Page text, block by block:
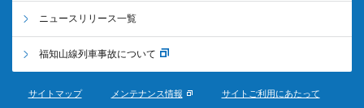
ニュースリリース一覧
福知山線列車事故について
サイトマップ メンテナンス情報 サイトご利用にあたって